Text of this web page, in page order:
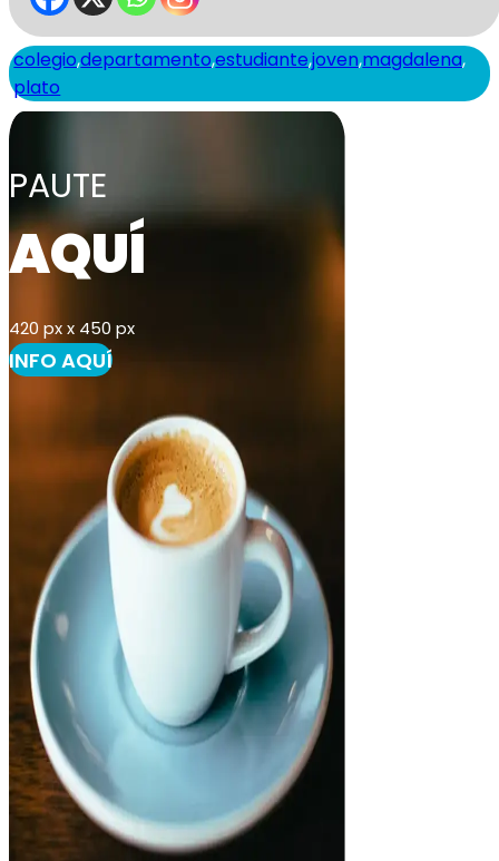
colegio,departamento,estudiante,joven,magdalena,
plato
PAUTE
AQUÍ
420 px x 450 px
INFO AQUÍ